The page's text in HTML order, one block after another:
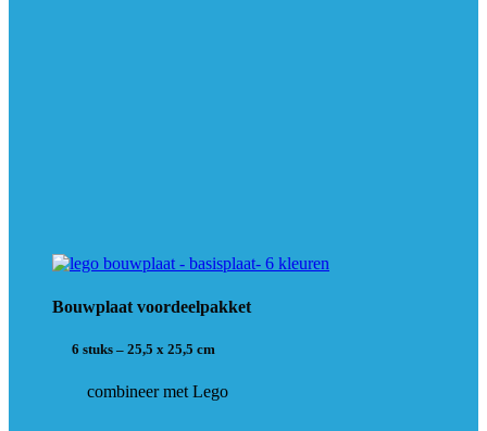
Bouwplaat voordeelpakket
6 stuks – 25,5 x 25,5 cm
combineer met Lego